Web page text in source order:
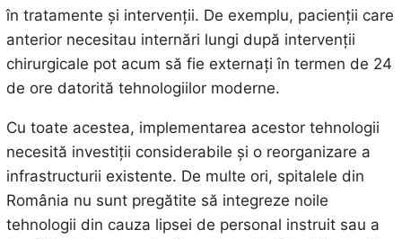
în tratamente și intervenții. De exemplu, pacienții care
anterior necesitau internări lungi după intervenții
chirurgicale pot acum să fie externați în termen de 24
de ore datorită tehnologiilor moderne.
Cu toate acestea, implementarea acestor tehnologii
necesită investiții considerabile și o reorganizare a
infrastructurii existente. De multe ori, spitalele din
România nu sunt pregătite să integreze noile
tehnologii din cauza lipsei de personal instruit sau a